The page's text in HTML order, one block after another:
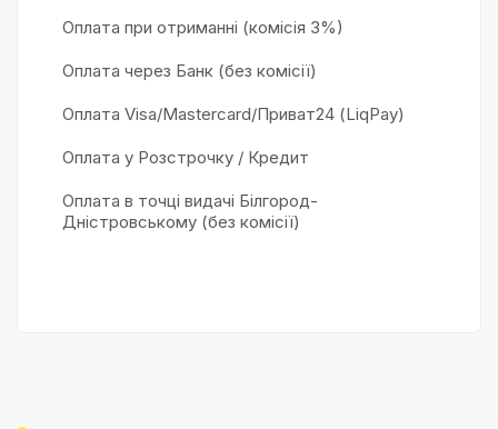
Оплата при отриманні (комісія 3%)
Оплата через Банк (без комісії)
Оплата Visa/Mastercard/Приват24 (LiqPay)
Оплата у Розстрочку / Кредит
Оплата в точці видачі Білгород-
Дністровському (без комісії)